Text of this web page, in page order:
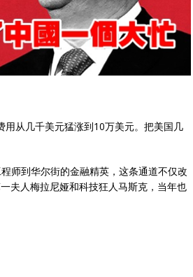
从几千美元猛涨到10万美元。把美国几
师到华尔街的金融精英，这条通道不仅改
夫人梅拉尼娅和科技狂人马斯克，当年也